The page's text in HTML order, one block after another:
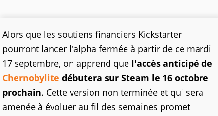
Alors que les soutiens financiers Kickstarter
pourront lancer l'alpha fermée à partir de ce mardi
17 septembre, on apprend que l'accès anticipé de
Chernobylite débutera sur Steam le 16 octobre
prochain. Cette version non terminée et qui sera
amenée à évoluer au fil des semaines promet